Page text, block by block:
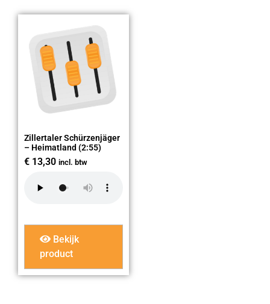
Zillertaler Schürzenjäger
– Heimatland (2:55)
€ 13,30 incl. btw
Bekijk
product